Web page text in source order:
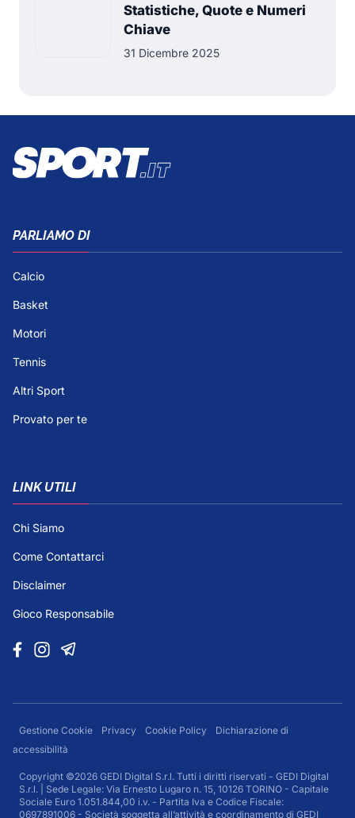
Statistiche, Quote e Numeri
Chiave
31 Dicembre 2025
PARLIAMO DI
Calcio
Basket
Motori
Tennis
Altri Sport
Provato per te
LINK UTILI
Chi Siamo
Come Contattarci
Disclaimer
Gioco Responsabile
Gestione Cookie Privacy Cookie Policy
Dichiarazione di
accessibilità
Copyright ©2026 GEDI Digital S.r.l. Tutti i diritti riservati - GEDI Digital
S.r.l. | Sede Legale: Via Ernesto Lugaro n. 15, 10126 TORINO - Capitale
Sociale Euro 1.051.844,00 i.v. - Partita Iva e Codice Fiscale:
0697891006 - Società soggetta all’attività e coordinamento di GEDI